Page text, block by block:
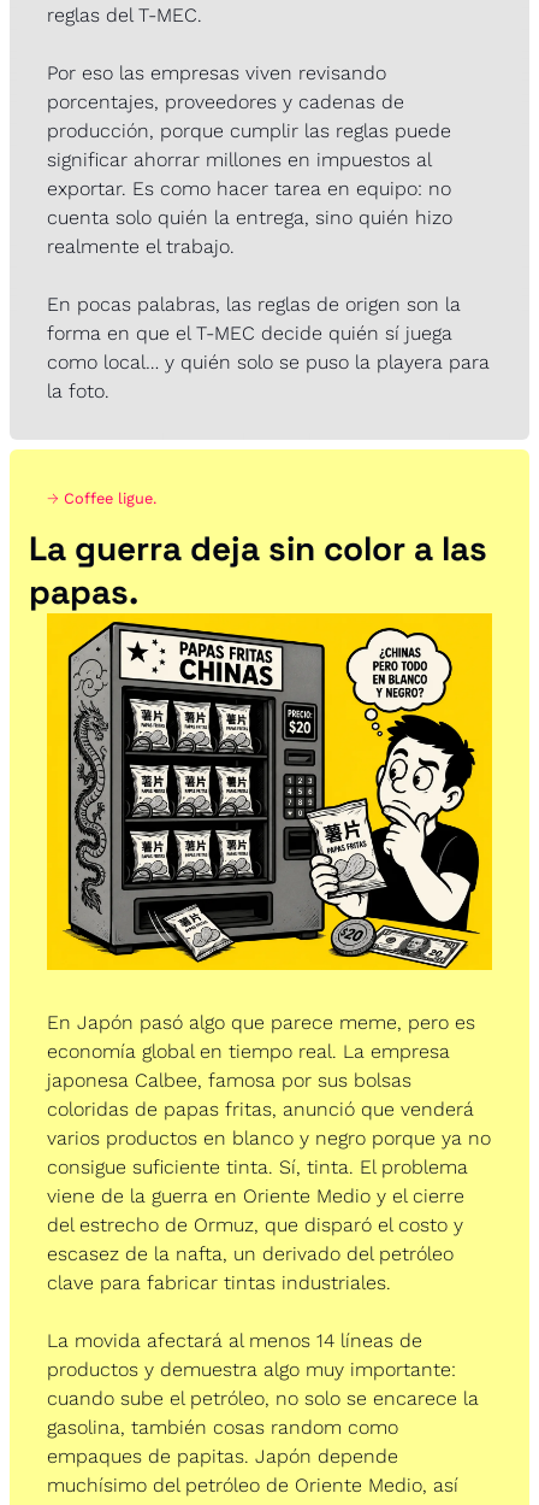
reglas del T-MEC.
Por eso las empresas viven revisando
porcentajes, proveedores y cadenas de
producción, porque cumplir las reglas puede
significar ahorrar millones en impuestos al
exportar. Es como hacer tarea en equipo: no
cuenta solo quién la entrega, sino quién hizo
realmente el trabajo.
En pocas palabras, las reglas de origen son la
forma en que el T-MEC decide quién sí juega
como local… y quién solo se puso la playera para
la foto.
→ Coffee ligue.
La guerra deja sin color a las
papas.
En Japón pasó algo que parece meme, pero es
economía global en tiempo real. La empresa
japonesa Calbee, famosa por sus bolsas
coloridas de papas fritas, anunció que venderá
varios productos en blanco y negro porque ya no
consigue suficiente tinta. Sí, tinta. El problema
viene de la guerra en Oriente Medio y el cierre
del estrecho de Ormuz, que disparó el costo y
escasez de la nafta, un derivado del petróleo
clave para fabricar tintas industriales.
La movida afectará al menos 14 líneas de
productos y demuestra algo muy importante:
cuando sube el petróleo, no solo se encarece la
gasolina, también cosas random como
empaques de papitas. Japón depende
muchísimo del petróleo de Oriente Medio, así